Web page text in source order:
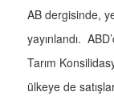
AB dergisinde,
yayınlandı.
Tarım
ülkeye de